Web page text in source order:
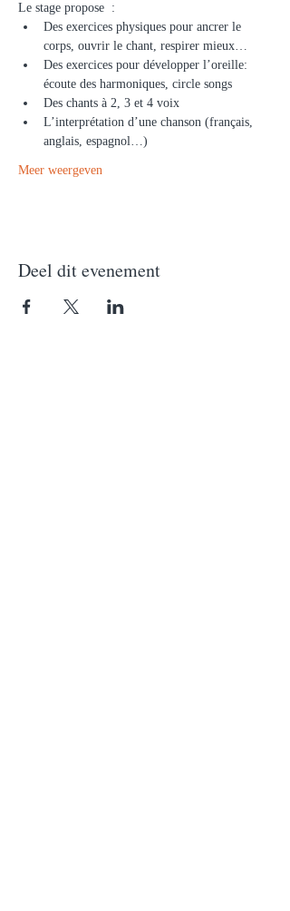
Le stage propose  :
Des exercices physiques pour ancrer le
corps, ouvrir le chant, respirer mieux…
Des exercices pour développer l’oreille:
écoute des harmoniques, circle songs
Des chants à 2, 3 et 4 voix
L’interprétation d’une chanson (français,
anglais, espagnol…)
Meer weergeven
Deel dit evenement